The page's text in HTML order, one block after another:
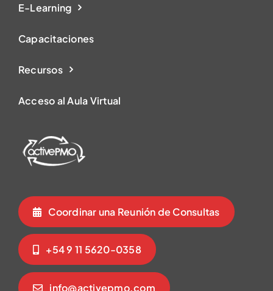
E-Learning
Capacitaciones
Recursos
Acceso al Aula Virtual
Coordinar una Reunión de Consultas
+54 9 11 5620-0358
info@activepmo.com